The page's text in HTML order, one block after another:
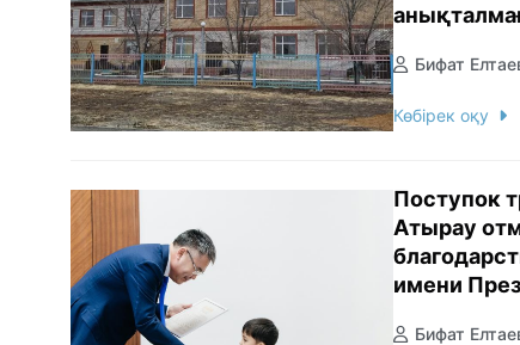
Бифат
Көбірек оқу
Поступок
Атырау
имени
Бифат